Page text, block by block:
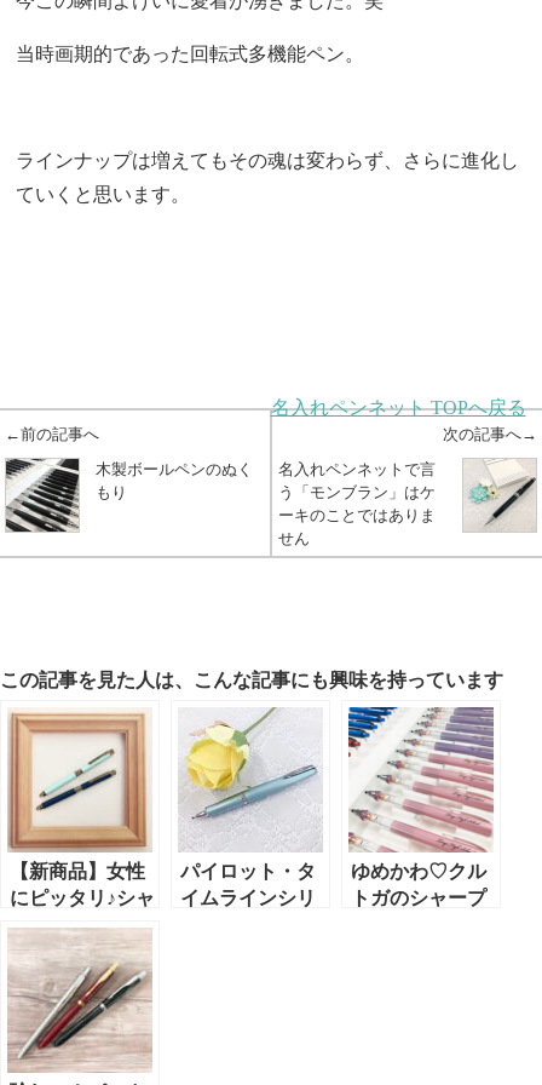
当時画期的であった回転式多機能ペン。
ラインナップは増えてもその魂は変わらず、さらに進化し
ていくと思います。
名入れペンネット TOPへ戻る
この記事を見た人は、こんな記事にも興味を持っています
【新商品】女性
にピッタリ♪シャ
ーボXが大人気
です
パイロット・タ
イムラインシリ
ゆめかわ♡クル
トガのシャープ
←前の記事へ
木製ボールペンのぬく
もり
次の記事へ→
名入れペンネットで言
う「モンブラン」はケ
ーキのことではありま
せん